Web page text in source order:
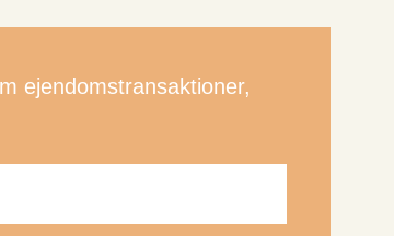
ejendomstransaktioner,